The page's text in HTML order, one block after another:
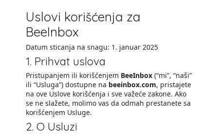
Uslovi korišćenja za
BeeInbox
Datum sticanja na snagu: 1. januar 2025
1. Prihvat uslova
Pristupanjem ili korišćenjem BeeInbox(“mi”, “naši”
ili “Usluga”) dostupne na beeinbox.com, pristajete
na ove Uslove korišćenja i sve važeće zakone. Ako
se ne slažete, molimo vas da odmah prestanete sa
korišćenjem Usluge.
2. O Usluzi